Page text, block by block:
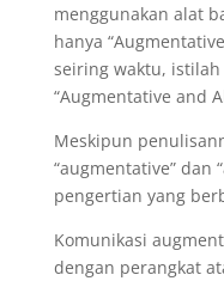
menggunakan alat
hanya
seiring waktu,
“Augmentative and
Meskipun
“augmentative” dan
pengertian yang
Komunikasi
dengan perangkat